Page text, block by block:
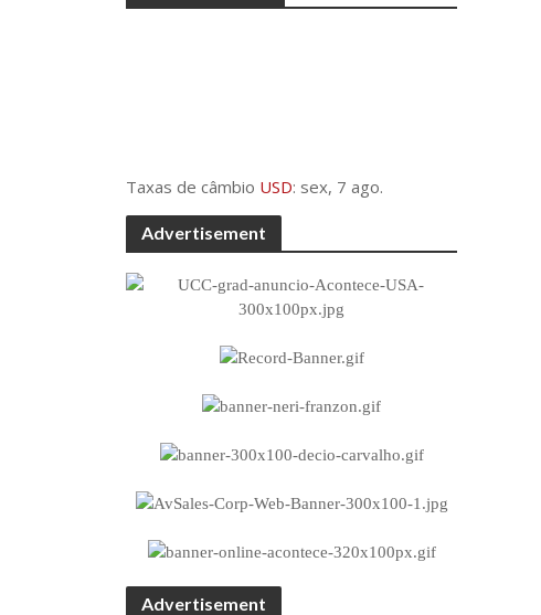
Taxas de câmbio USD: sex, 7 ago.
Advertisement
Advertisement